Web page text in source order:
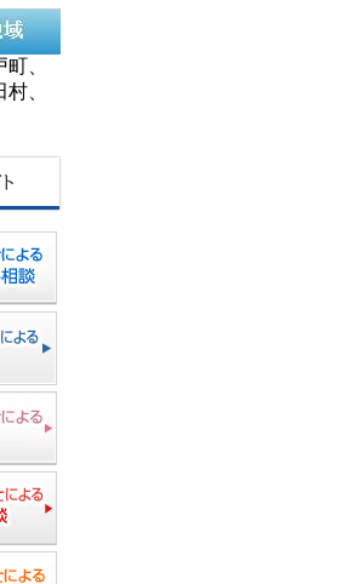
、
、